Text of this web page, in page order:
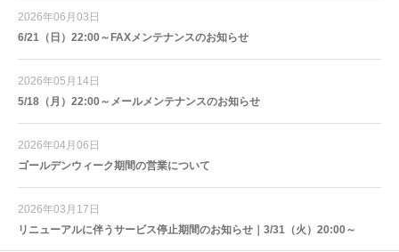
2026年06月03日
6/21（日）22:00～FAXメンテナンスのお知らせ
2026年05月14日
5/18（月）22:00～メールメンテナンスのお知らせ
2026年04月06日
ゴールデンウィーク期間の営業について
2026年03月17日
リニューアルに伴うサービス停止期間のお知らせ｜3/31（火）20:00～